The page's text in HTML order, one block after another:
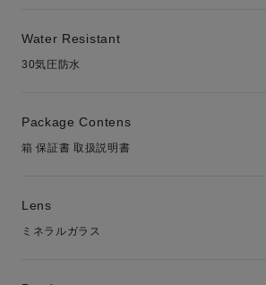
Water Resistant
30気圧防水
Package Contens
箱 保証書 取扱説明書
Lens
ミネラルガラス